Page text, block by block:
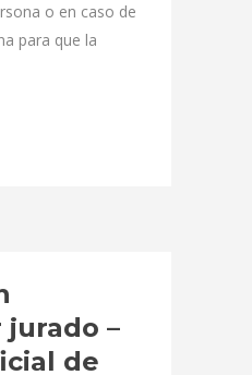
o en caso de
para que la
–
de